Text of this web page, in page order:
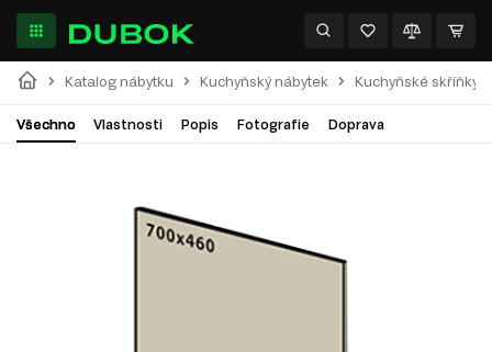
Katalog nábytku Kuchyňský nábytek Kuchyňské skříňky
Všechno Vlastnosti Popis Fotografie Doprava